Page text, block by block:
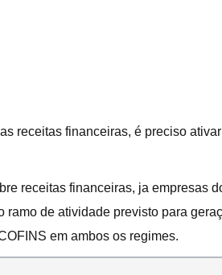
receitas financeiras, é preciso
receitas financeiras, ja empresas
de atividade previsto para
em ambos os regimes.